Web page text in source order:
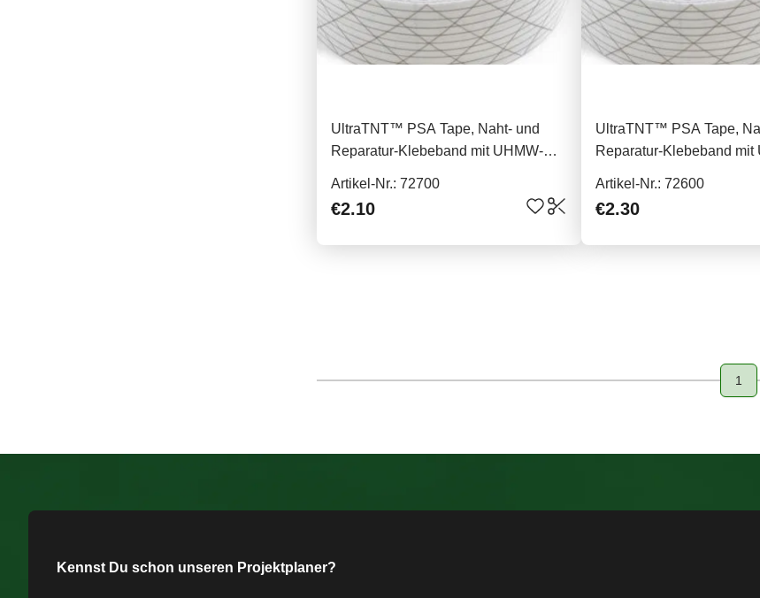
UltraTNT™ PSA Tape, Naht- und
Reparatur-Klebeband mit UHMW-PE,
Artikel-Nr.: 72700
€2.10
UltraTNT™ PSA Tape,
Reparatur-Klebeband mit
Artikel-Nr.: 72600
€2.30
Page
1
Kennst Du schon unseren Projektplaner?